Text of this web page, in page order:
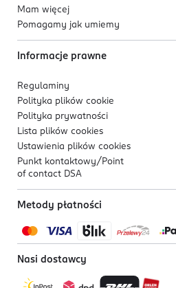
Mam więcej
Pomagamy jak umiemy
Informacje prawne
Regulaminy
Polityka plików cookie
Polityka prywatności
Lista plików cookies
Ustawienia plików cookies
Punkt kontaktowy/ Point
of contact DSA
Metody płatności
Nasi dostawcy